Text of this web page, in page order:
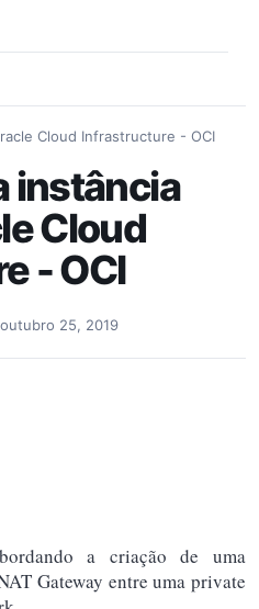
principal
Cloud Infrastructure - OCI
instância
Cloud
- OCI
outubro 25, 2019
a criação de uma
Gateway entre uma private